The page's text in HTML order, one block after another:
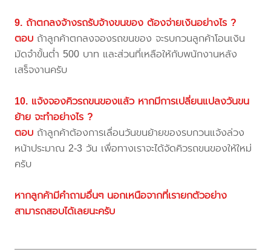
9. ถ้าตกลงจ้างรถรับจ้างขนของ ต้องจ่ายเงินอย่างไร ?
ตอบ ถ้าลูกค้าตกลงจองรถขนของ จะรบกวนลูกค้าโอนเงิน
มัดจำขั้นต่ำ 500 บาท และส่วนที่เหลือให้กับพนักงานหลัง
เสร็จงานครับ
10. แจ้งจองคิวรถขนของแล้ว หากมีการเปลี่ยนแปลงวันขน
ย้าย จะทำอย่างไร ?
ตอบ ถ้าลูกค้าต้องการเลื่อนวันขนย้ายของรบกวนแจ้งล่วง
หน้าประมาณ 2-3 วัน เพื่อทางเราจะได้จัดคิวรถขนของให้ใหม่
ครับ
หากลูกค้ามีคำถามอื่นๆ นอกเหนือจากที่เรายกตัวอย่าง
สามารถสอบได้เลยนะครับ